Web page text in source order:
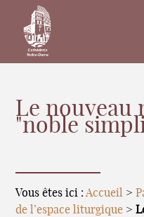
Le nouveau
"noble
Vous êtes ici :Accueil >
de l’espace liturgique >